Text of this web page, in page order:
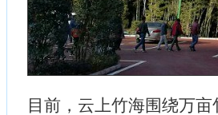
目前，云上竹海围绕万